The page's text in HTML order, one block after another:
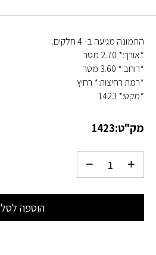
התמונה מגיעה ב- 4 חלקים.
*אורך:* 2.70 מטר
*רוחב:* 3.60 מטר
*רמת רחיצות:* רחיץ
*מקט:* 1423
מק"ט:1423
הוספה לסל